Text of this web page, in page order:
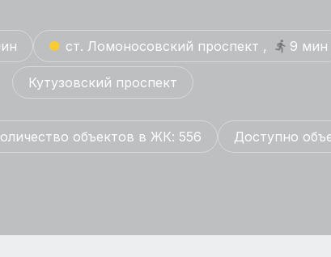
ст. Ломоносовский проспект , 9 мин
Кутузовский проспект
объектов в ЖК: 556 Доступно